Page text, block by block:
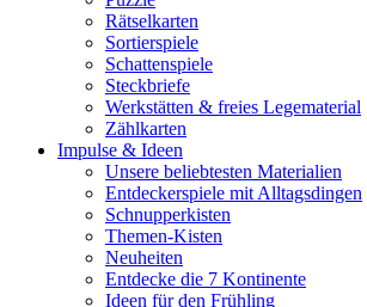
Rätselkarten
Sortierspiele
Schattenspiele
Steckbriefe
Werkstätten & freies Legematerial
Zählkarten
Impulse & Ideen
Unsere beliebtesten Materialien
Entdeckerspiele mit Alltagsdingen
Schnupperkisten
Themen-Kisten
Neuheiten
Entdecke die 7 Kontinente
Ideen für den Frühling